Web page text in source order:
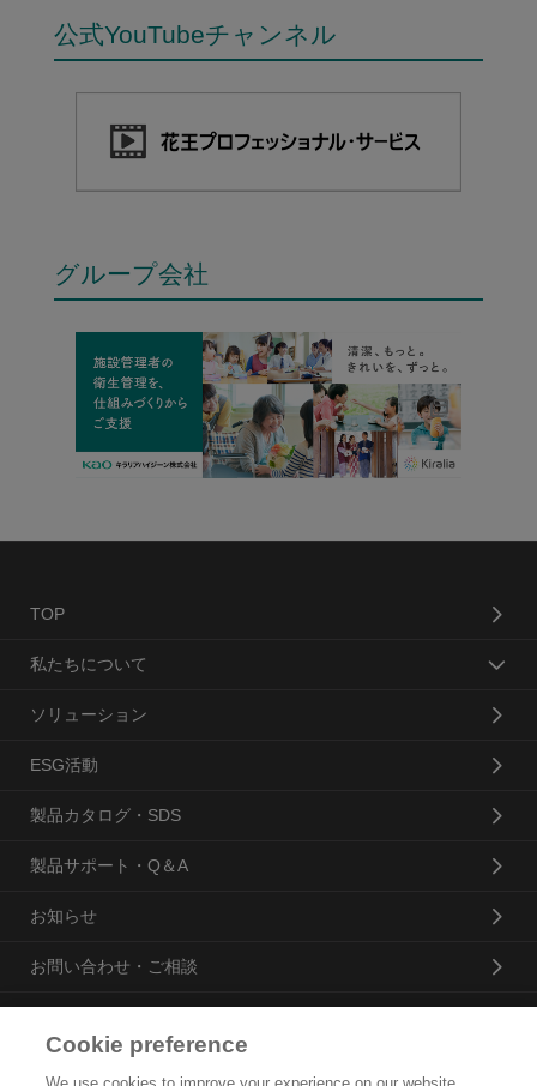
公式YouTubeチャンネル
グループ会社
TOP
私たちについて
ソリューション
ESG活動
製品カタログ・SDS
製品サポート・Q＆A
お知らせ
お問い合わせ・ご相談
Cookie preference